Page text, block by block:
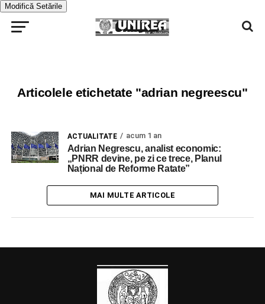
Modifică Setările
Articolele etichetate "adrian negreescu"
ACTUALITATE acum 1 an
Adrian Negrescu, analist economic:
„PNRR devine, pe zi ce trece, Planul
Național de Reforme Ratate”
MAI MULTE ARTICOLE